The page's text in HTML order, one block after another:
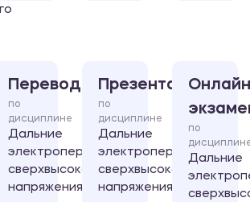
Перевод
по
дисциплине
Дальние
электропередачи
сверхвысокого
напряжения
Презентация
по
дисциплине
Дальние
электропередачи
сверхвысокого
напряжения
по
Дальние